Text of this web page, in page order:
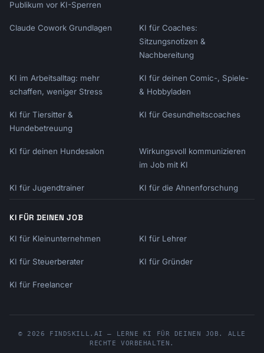
Publikum vor KI-Sperren
Claude Cowork Grundlagen
KI für Coaches:
Sitzungsnotizen &
Nachbereitung
KI im Arbeitsalltag: mehr
schaffen, weniger Stress
KI für deinen Comic-, Spiele-
& Hobbyladen
KI für Tiersitter &
Hundebetreuung
KI für Gesundheitscoaches
KI für deinen Hundesalon
Wirkungsvoll kommunizieren
im Job mit KI
KI für Jugendtrainer KI für die Ahnenforschung
KI FÜR DEINEN JOB
KI für Kleinunternehmen KI für Lehrer
KI für Steuerberater KI für Gründer
KI für Freelancer
© 2026 FINDSKILL.AI — LERNE KI FÜR DEINEN JOB. ALLE
RECHTE VORBEHALTEN.